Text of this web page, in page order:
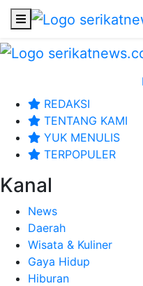
REDAKSI
TENTANG KAMI
YUK MENULIS
TERPOPULER
Kanal
News
Daerah
Wisata & Kuliner
Gaya Hidup
Hiburan